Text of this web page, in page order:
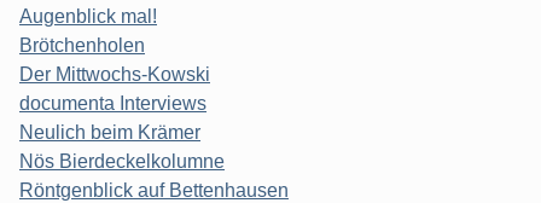
Augenblick mal!
Brötchenholen
Der Mittwochs-Kowski
documenta Interviews
Neulich beim Krämer
Nös Bierdeckelkolumne
Röntgenblick auf Bettenhausen